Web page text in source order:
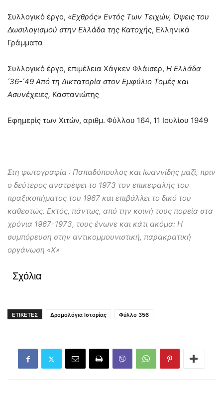
Συλλογικό έργο, «Εχθρός» Εντός Των Τειχών, Όψεις του
Δωσιλογισμού στην Ελλάδα της Κατοχής, Ελληνικά
Γράμματα
Συλλογικό έργο, επιμέλεια Χάγκεν Φλάισερ, Η Ελλάδα
΄36-΄49 Από τη Δικτατορία στον Εμφύλιο Τομές και
Ασυνέχειες, Καστανιώτης
Εφημερίς των Χιτών, αριθμ. Φύλλου 164, 11 Ιουλίου 1949
Στη φωτογραφία : Παπαδόπουλος και Ιωαννίδης μαζί, πριν
ο δεύτερος ανατρέψει το 1973 τον επικεφαλής του
πραξικοπήματος του 1967 και επιβάλλει το δικό του
καθεστώς. Εκτός, πάντως, από την κοινή τους πορεία στα
χρόνια 1967-1973, τους ένωνε και κάτι ακόμα: Η
συμπόρευση στην αντικομμουνιστική, παρακρατική
οργάνωση «Χ»
Σχόλια
ΕΤΙΚΕΤΕΣ Δρομολόγια Ιστορίας Φύλλο 356